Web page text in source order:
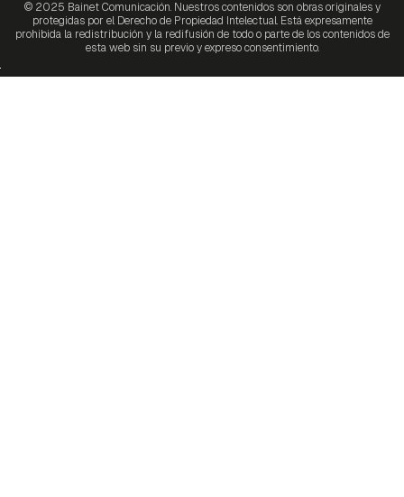
© 2025 Bainet Comunicación. Nuestros contenidos son obras originales y
protegidas por el Derecho de Propiedad Intelectual. Está expresamente
prohibida la redistribución y la redifusión de todo o parte de los contenidos de
esta web sin su previo y expreso consentimiento.